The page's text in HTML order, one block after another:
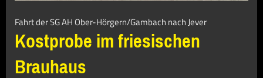
Fahrt der SGAH Ober-Hörgern/Gambach nach Jever
Kostprobe im friesischen
Brauhaus